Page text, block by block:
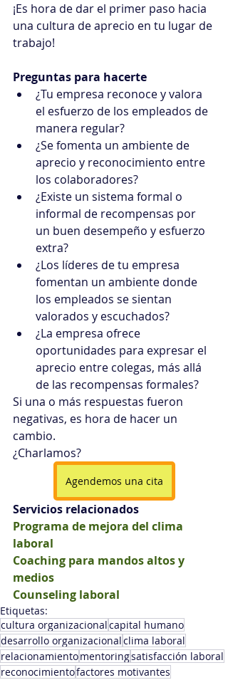
¡Es hora de dar el primer paso hacia
una cultura de aprecio en tu lugar de
trabajo!
Preguntas para hacerte
¿Tu empresa reconoce y valora
el esfuerzo de los empleados de
manera regular?
¿Se fomenta un ambiente de
aprecio y reconocimiento entre
los colaboradores?
¿Existe un sistema formal o
informal de recompensas por
un buen desempeño y esfuerzo
extra?
¿Los líderes de tu empresa
fomentan un ambiente donde
los empleados se sientan
valorados y escuchados?
¿La empresa ofrece
oportunidades para expresar el
aprecio entre colegas, más allá
de las recompensas formales?
Si una o más respuestas fueron
negativas, es hora de hacer un
cambio.
¿Charlamos?
Agendemos una cita
Servicios relacionados
Programa de mejora del clima
laboral
Coaching para mandos altos y
medios
Counseling laboral
Etiquetas:
cultura organizacionalcapital humano
desarrollo organizacionalclima laboral
relacionamientomentoringsatisfacción laboral
reconocimientofactores motivantes